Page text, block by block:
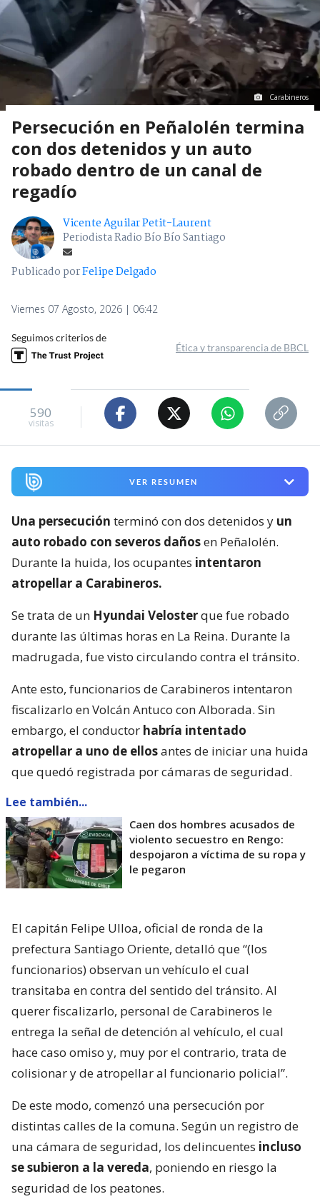
Carabineros
Persecución en Peñalolén termina
con dos detenidos y un auto
robado dentro de un canal de
regadío
Vicente Aguilar Petit-Laurent
Periodista Radio Bío Bío Santiago
Publicado porFelipe Delgado
Viernes 07 Agosto, 2026 | 06:42
Seguimos criterios de
Ética y transparencia de BBCL
590
visitas
VER RESUMEN
Una persecución terminó con dos detenidos y un
auto robado con severos dañosen Peñalolén.
Durante la huida, los ocupantes intentaron
atropellar a Carabineros.
Se trata de un Hyundai Velosterque fue robado
durante las últimas horas en La Reina. Durante la
madrugada, fue visto circulando contra el tránsito.
Ante esto, funcionarios de Carabineros intentaron
fiscalizarlo en Volcán Antuco con Alborada. Sin
embargo, el conductor habría intentado
atropellar a uno de ellosantes de iniciar una huida
que quedó registrada por cámaras de seguridad.
Lee también...
Caen dos hombres acusados de
violento secuestro en Rengo:
despojaron a víctima de su ropa y
le pegaron
El capitán Felipe Ulloa, oficial de ronda de la
prefectura Santiago Oriente, detalló que “(los
funcionarios) observan un vehículo el cual
transitaba en contra del sentido del tránsito. Al
querer fiscalizarlo, personal de Carabineros le
entrega la señal de detención al vehículo, el cual
hace caso omiso y, muy por el contrario, trata de
colisionar y de atropellar al funcionario policial”.
De este modo, comenzó una persecución por
distintas calles de la comuna. Según un registro de
una cámara de seguridad, los delincuentes incluso
se subieron a la vereda, poniendo en riesgo la
seguridad de los peatones.